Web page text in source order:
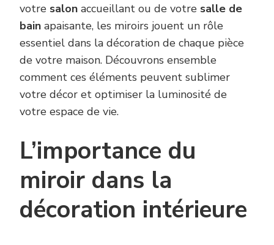
votre salon accueillant ou de votre salle de
bain apaisante, les miroirs jouent un rôle
essentiel dans la décoration de chaque pièce
de votre maison. Découvrons ensemble
comment ces éléments peuvent sublimer
votre décor et optimiser la luminosité de
votre espace de vie.
L’importance du
miroir dans la
décoration intérieure